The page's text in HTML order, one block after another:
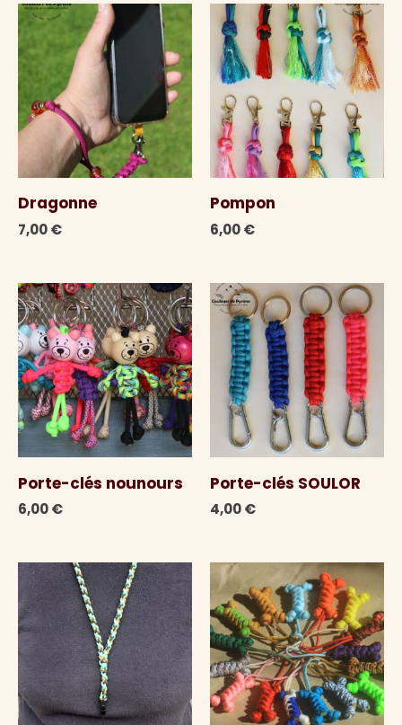
Dragonne
7,00€
Pompon
6,00€
Porte-clés nounours
6,00€
Porte-clés SOULOR
4,00€